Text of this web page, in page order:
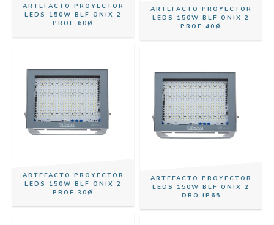
ARTEFACTO PROYECTOR
LEDS 150W BLF ONIX 2
PROF 60Ø
ARTEFACTO PROYECTOR
LEDS 150W BLF ONIX 2
PROF 40Ø
ARTEFACTO PROYECTOR
LEDS 150W BLF ONIX 2
PROF 30Ø
ARTEFACTO PROYECTOR
LEDS 150W BLF ONIX 2
DBO IP65